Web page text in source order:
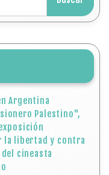
Argentina
Palestino",
la libertad y contra
cineasta